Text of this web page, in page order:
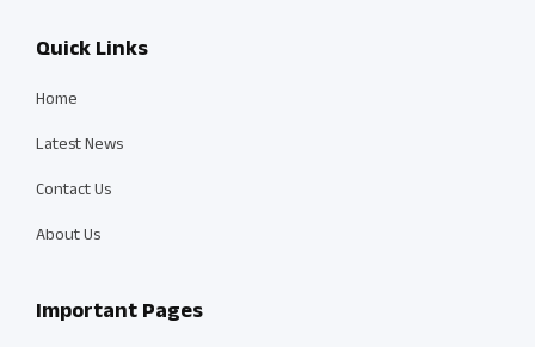
Quick Links
Home
Latest News
Contact Us
About Us
Important Pages